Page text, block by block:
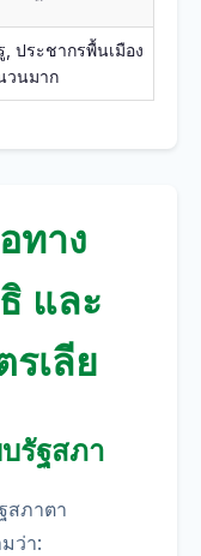
, ประชากรพื้นเมือง
วนมาก
ทาง
และ
รเลีย
รัฐสภา
สภาตา
ว่า: